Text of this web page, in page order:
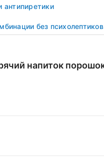
антипиретики
без психолептиков
напиток